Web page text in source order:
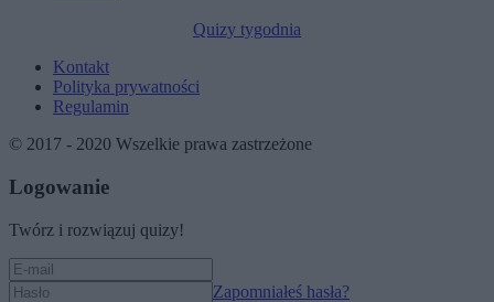
Quizy tygodnia
Kontakt
Polityka prywatności
Regulamin
© 2017 - 2020 Wszelkie prawa zastrzeżone
Logowanie
Twórz i rozwiązuj quizy!
Zapomniałeś hasła?